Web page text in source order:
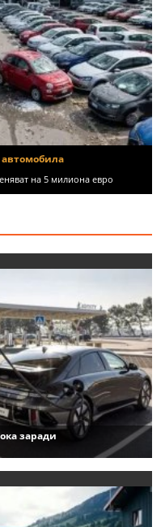
на 5 милиона евро
заради